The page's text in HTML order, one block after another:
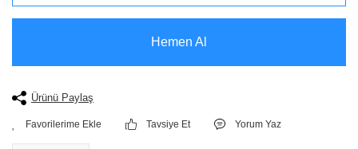
Hemen Al
Ürünü Paylaş
Tavsiye Et Yorum Yaz